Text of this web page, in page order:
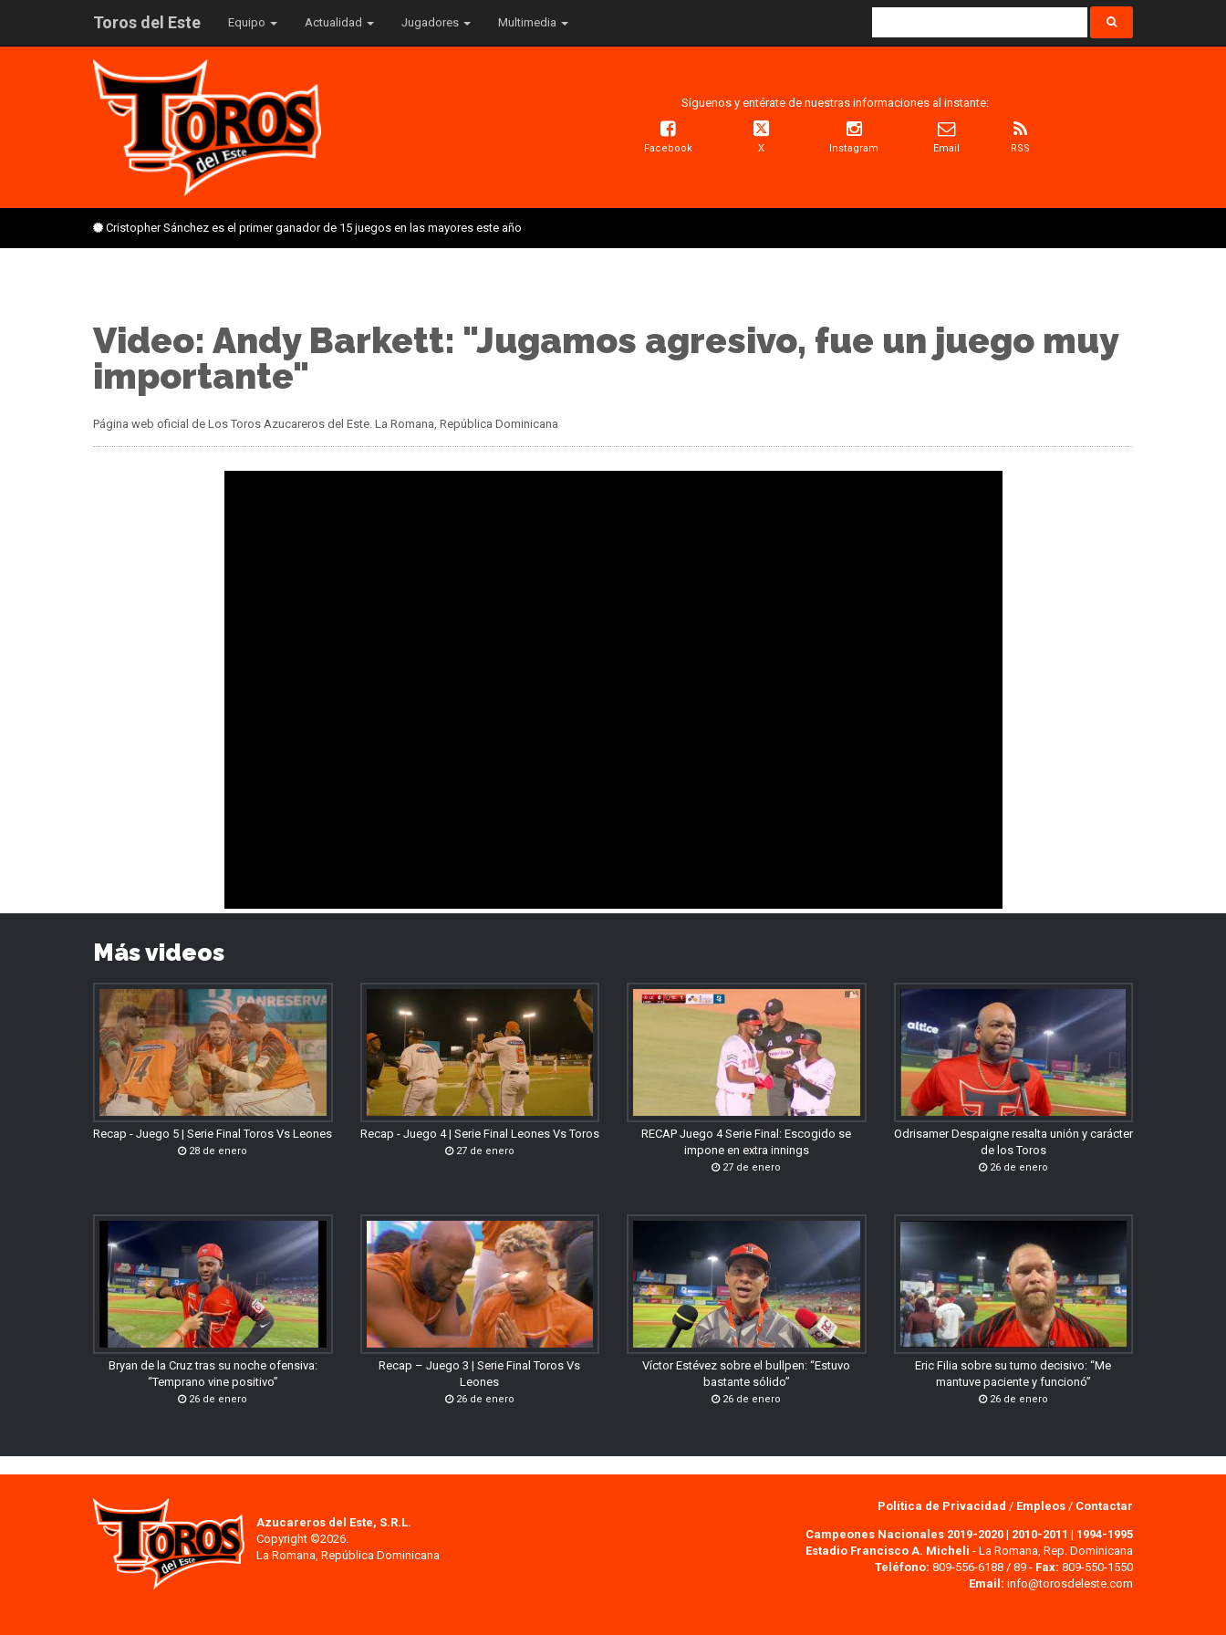
Toros del Este Equipo Actualidad Jugadores Multimedia
Síguenos y entérate de nuestras informaciones al instante:
Facebook X Instagram Email RSS
Cristopher Sánchez es el primer ganador de 15 juegos en las mayores este año
Video: Andy Barkett: "Jugamos agresivo, fue un juego muy
importante"
Página web oficial de Los Toros Azucareros del Este. La Romana, República Dominicana
Más videos
Recap - Juego 5 | Serie Final Toros Vs Leones
28 de enero
Recap - Juego 4 | Serie Final Leones Vs Toros
27 de enero
RECAP Juego 4 Serie Final: Escogido se
impone en extra innings
27 de enero
Odrisamer Despaigne resalta unión y carácter
de los Toros
26 de enero
Bryan de la Cruz tras su noche ofensiva:
“Temprano vine positivo”
26 de enero
Recap – Juego 3 | Serie Final Toros Vs
Leones
26 de enero
Víctor Estévez sobre el bullpen: “Estuvo
bastante sólido”
26 de enero
Eric Filia sobre su turno decisivo: “Me
mantuve paciente y funcionó”
26 de enero
Azucareros del Este, S.R.L.
Copyright ©2026.
La Romana, República Dominicana
Política de Privacidad / Empleos / Contactar
Campeones Nacionales 2019-2020 | 2010-2011 | 1994-1995
Estadio Francisco A. Micheli - La Romana, Rep. Dominicana
Teléfono: 809-556-6188 / 89 - Fax: 809-550-1550
Email: info@torosdeleste.com